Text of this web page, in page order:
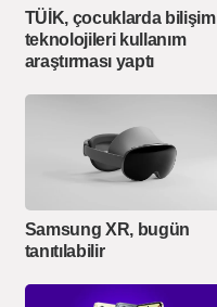
TÜİK, çocuklarda bilişim
teknolojileri kullanım
araştırması yaptı
Samsung XR, bugün
tanıtılabilir